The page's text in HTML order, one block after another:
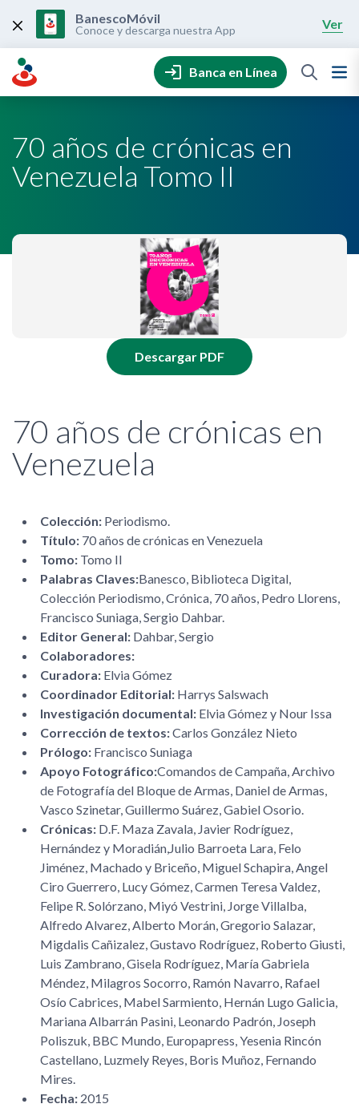
content
BanescoMóvil
Conoce y descarga nuestra App Ver
Banca en Línea
70 años de crónicas en
Venezuela Tomo II
Descargar PDF
70 años de crónicas en
Venezuela
Colección: Periodismo.
Título: 70 años de crónicas en Venezuela
Tomo: Tomo II
Palabras Claves:Banesco, Biblioteca Digital,
Colección Periodismo, Crónica, 70 años, Pedro Llorens,
Francisco Suniaga, Sergio Dahbar.
Editor General: Dahbar, Sergio
Colaboradores:
Curadora: Elvia Gómez
Coordinador Editorial: Harrys Salswach
Investigación documental: Elvia Gómez y Nour Issa
Corrección de textos:Carlos González Nieto
Prólogo: Francisco Suniaga
Apoyo Fotográfico:Comandos de Campaña, Archivo
de Fotografía del Bloque de Armas, Daniel de Armas,
Vasco Szinetar, Guillermo Suárez, Gabiel Osorio.
Crónicas: D.F. Maza Zavala, Javier Rodríguez,
Hernández y Moradián,Julio Barroeta Lara, Felo
Jiménez, Machado y Briceño, Miguel Schapira, Angel
Ciro Guerrero, Lucy Gómez, Carmen Teresa Valdez,
Felipe R. Solórzano, Miyó Vestrini, Jorge Villalba,
Alfredo Alvarez, Alberto Morán, Gregorio Salazar,
Migdalis Cañizalez, Gustavo Rodríguez, Roberto Giusti,
Luis Zambrano, Gisela Rodríguez, María Gabriela
Méndez, Milagros Socorro, Ramón Navarro, Rafael
Osío Cabrices, Mabel Sarmiento, Hernán Lugo Galicia,
Mariana Albarrán Pasini, Leonardo Padrón, Joseph
Poliszuk, BBC Mundo, Europapress, Yesenia Rincón
Castellano, Luzmely Reyes, Boris Muñoz, Fernando
Mires.
Fecha: 2015